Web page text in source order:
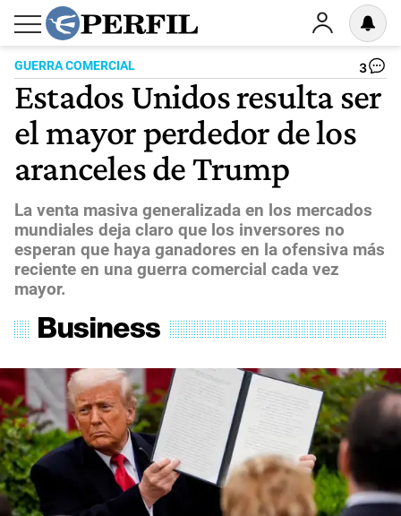
GUERRA COMERCIAL 3
Estados Unidos resulta ser
el mayor perdedor de los
aranceles de Trump
La venta masiva generalizada en los mercados
mundiales deja claro que los inversores no
esperan que haya ganadores en la ofensiva más
reciente en una guerra comercial cada vez
mayor.